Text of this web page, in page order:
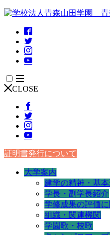
CLOSE
証明書発行について
大学案内
建学の精神・基
学長・副学長紹介
学修成果の評価
組織・関連機関
学園歌・校歌